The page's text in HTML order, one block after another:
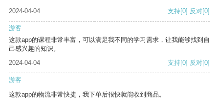
2024-04-04 支持[0] 反对[0]
游客
这款app的课程非常丰富，可以满足我不同的学习需求，让我能够找到自
己感兴趣的知识。
2024-04-04
支持[0] 反对[0]
游客
这款app的物流非常快捷，我下单后很快就能收到商品。